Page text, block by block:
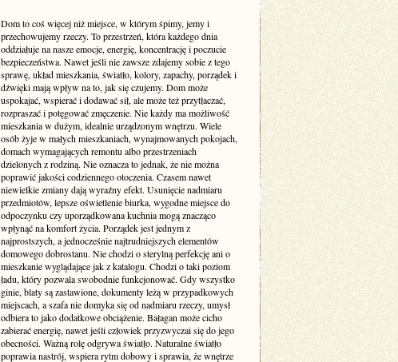
Dom to coś więcej niż miejsce, w którym śpimy, jemy i
przechowujemy rzeczy. To przestrzeń, która każdego dnia
oddziałuje na nasze emocje, energię, koncentrację i poczucie
bezpieczeństwa. Nawet jeśli nie zawsze zdajemy sobie z tego
sprawę, układ mieszkania, światło, kolory, zapachy, porządek i
dźwięki mają wpływ na to, jak się czujemy. Dom może
uspokajać, wspierać i dodawać sił, ale może też przytłaczać,
rozpraszać i potęgować zmęczenie. Nie każdy ma możliwość
mieszkania w dużym, idealnie urządzonym wnętrzu. Wiele
osób żyje w małych mieszkaniach, wynajmowanych pokojach,
domach wymagających remontu albo przestrzeniach
dzielonych z rodziną. Nie oznacza to jednak, że nie można
poprawić jakości codziennego otoczenia. Czasem nawet
niewielkie zmiany dają wyraźny efekt. Usunięcie nadmiaru
przedmiotów, lepsze oświetlenie biurka, wygodne miejsce do
odpoczynku czy uporządkowana kuchnia mogą znacząco
wpłynąć na komfort życia. Porządek jest jednym z
najprostszych, a jednocześnie najtrudniejszych elementów
domowego dobrostanu. Nie chodzi o sterylną perfekcję ani o
mieszkanie wyglądające jak z katalogu. Chodzi o taki poziom
ładu, który pozwala swobodnie funkcjonować. Gdy wszystko
ginie, blaty są zastawione, dokumenty leżą w przypadkowych
miejscach, a szafa nie domyka się od nadmiaru rzeczy, umysł
odbiera to jako dodatkowe obciążenie. Bałagan może cicho
zabierać energię, nawet jeśli człowiek przyzwyczai się do jego
obecności. Ważną rolę odgrywa światło. Naturalne światło
poprawia nastrój, wspiera rytm dobowy i sprawia, że wnętrze